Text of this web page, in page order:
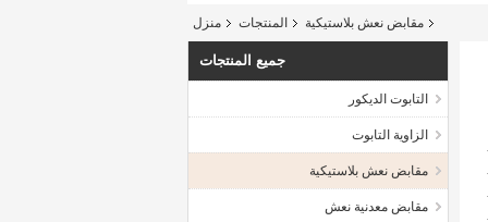
منزل المنتجات مقابض نعش بلاستيكية
جميع المنتجات
التابوت الديكور
الزاوية التابوت
مقابض نعش بلاستيكية
مقابض معدنية نعش